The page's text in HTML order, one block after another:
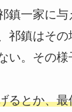
鎮一家に
祁鎮はそ
い。その
るとか、